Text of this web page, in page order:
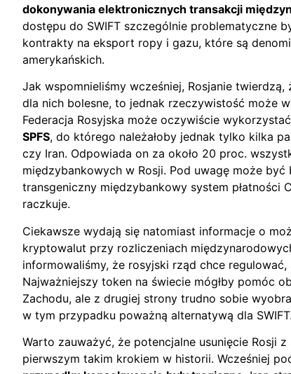
dokonywania elektronicznych transakcji
dostępu do SWIFT szczególnie problematyczne
kontrakty na eksport ropy i gazu, które są
amerykańskich.
Jak wspomnieliśmy wcześniej, Rosjanie twierdzą,
dla nich bolesne, to jednak rzeczywistość może
Federacja Rosyjska może oczywiście
SPFS, do którego należałoby jednak tylko kilka
czy Iran. Odpowiada on za około 20 proc.
międzybankowych w Rosji. Pod uwagę może być
transgeniczny międzybankowy system płatności
raczkuje.
Ciekawsze wydają się natomiast informacje o
kryptowalut przy rozliczeniach
informowaliśmy, że rosyjski rząd chce
Najważniejszy token na świecie mógłby pomóc
Zachodu, ale z drugiej strony trudno sobie
w tym przypadku poważną alternatywą dla SWIFT.
Warto zauważyć, że potencjalne usunięcie Rosji z
pierwszym takim krokiem w historii. Wcześniej